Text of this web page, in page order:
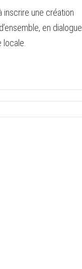
inscrire une création
en dialogue